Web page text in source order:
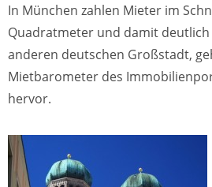
In München zahlen Mieter im
Quadratmeter und damit
anderen deutschen Großstadt,
Mietbarometer des
hervor.